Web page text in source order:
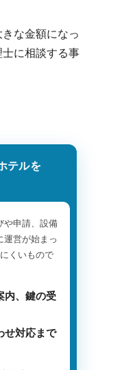
な金額になっ
に相談する事
テルを
や申請、設備
運営が始まっ
くいもので
内、鍵の受
せ対応まで